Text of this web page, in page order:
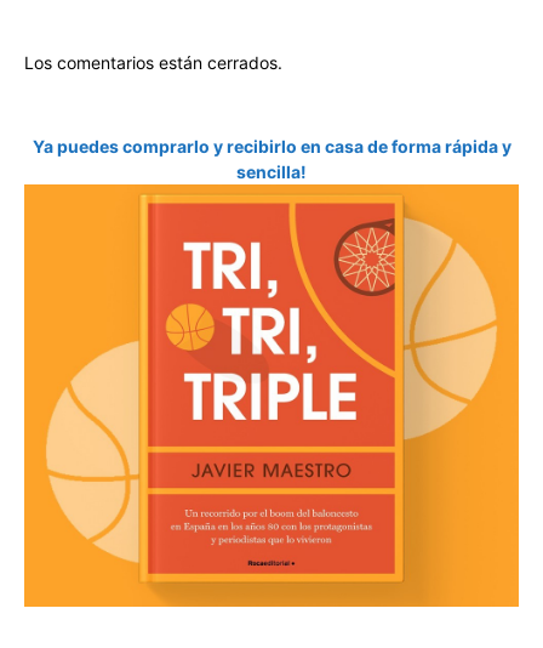
Los comentarios están cerrados.
Ya puedes comprarlo y recibirlo en casa de forma rápida y
sencilla!